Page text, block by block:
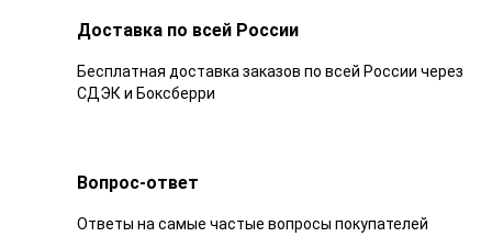
Доставка по всей России
Бесплатная доставка заказов по всей России через
СДЭК и Боксберри
Вопрос-ответ
Ответы на самые частые вопросы покупателей